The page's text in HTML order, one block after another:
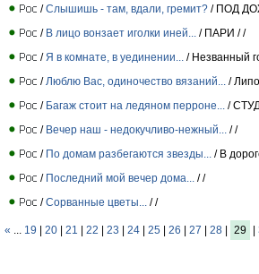
/Слышишь - там, вдали, гремит? / ПОД
/ В лицо вонзает иголки иней... / ПАРИ //
/ Я в комнате, в уединении... / Незванный
/ Люблю Вас, одиночество вязаний... /
/ Багаж стоит на ледяном перроне... /
/ Вечер наш - недокучливо-нежный... //
/ По домам разбегаются звезды... / В
/ Последний мой вечер дома... //
/Сорванные цветы... //
« 19 | 20 | 21 | 22 | 23 | 24 | 25 | 26 | 27 | 28 | 29 |